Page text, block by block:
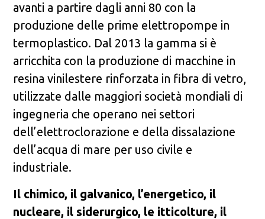
avanti a partire dagli anni 80 con la
produzione delle prime elettropompe in
termoplastico. Dal 2013 la gamma si è
arricchita con la produzione di macchine in
resina vinilestere rinforzata in fibra di vetro,
utilizzate dalle maggiori società mondiali di
ingegneria che operano nei settori
dell’elettroclorazione e della dissalazione
dell’acqua di mare per uso civile e
industriale.
Il chimico, il galvanico, l’energetico, il
nucleare, il siderurgico, le itticolture, il